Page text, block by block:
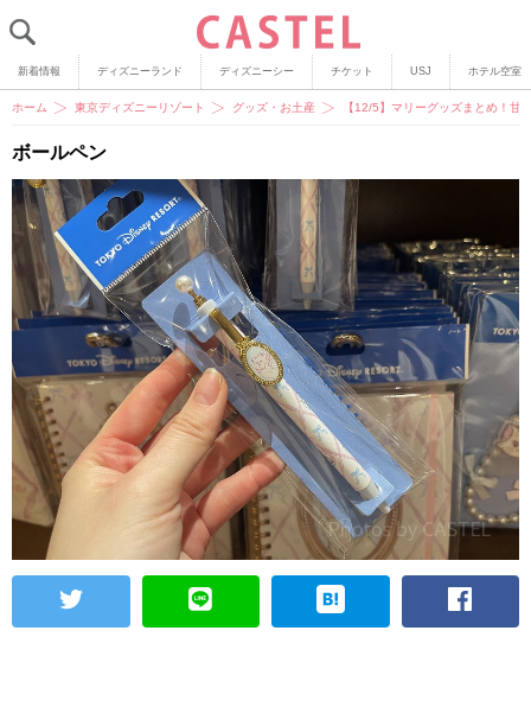
新着情報 ディズニーランド ディズニーシー チケット USJ ホテル空室
ホーム 東京ディズニーリゾート グッズ・お土産 【12/5】マリーグッズまとめ！
ボールペン